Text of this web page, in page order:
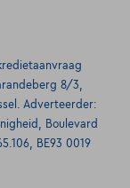
8/3,
Adverteerder:
Boulevard
BE93 0019